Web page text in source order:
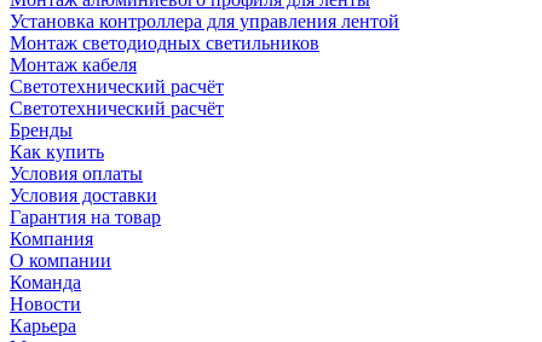
Установка контроллера для управления лентой
Монтаж светодиодных светильников
Монтаж кабеля
Светотехнический расчёт
Светотехнический расчёт
Бренды
Как купить
Условия оплаты
Условия доставки
Гарантия на товар
Компания
О компании
Команда
Новости
Карьера